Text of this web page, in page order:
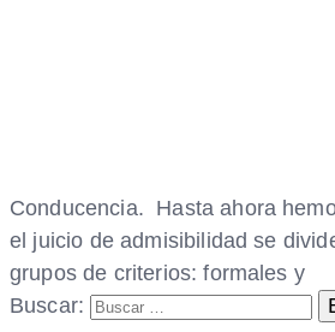
Conducencia. Hasta ahora
el juicio de admisibilidad se
grupos de criterios: formales y
Buscar: